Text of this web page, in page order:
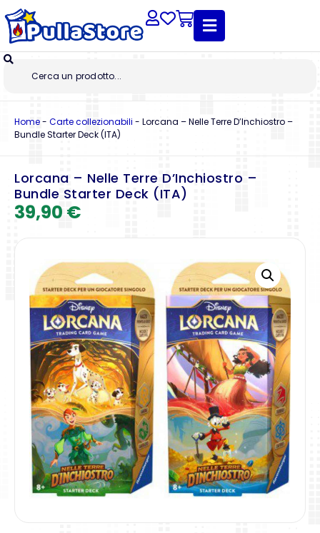
Home- Carte collezionabili - Lorcana – Nelle Terre D’Inchiostro –
Bundle Starter Deck (ITA)
Lorcana – Nelle Terre D’Inchiostro –
Bundle Starter Deck (ITA)
39,90 €